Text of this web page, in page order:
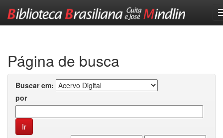
Página de busca
Buscar em:
por